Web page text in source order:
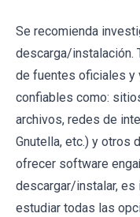
Se recomienda
descarga/instalación.
de fuentes oficiales y
confiables como:
archivos, redes de
Gnutella, etc.) y otros
ofrecer software
descargar/instalar,
estudiar todas las